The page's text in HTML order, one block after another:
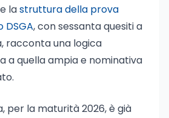
lastruttura della prova
, con sessanta quesiti a
racconta una logica
a quella ampia e nominativa
per la maturità 2026, è già